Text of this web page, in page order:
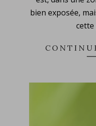
bien exposée,
cette